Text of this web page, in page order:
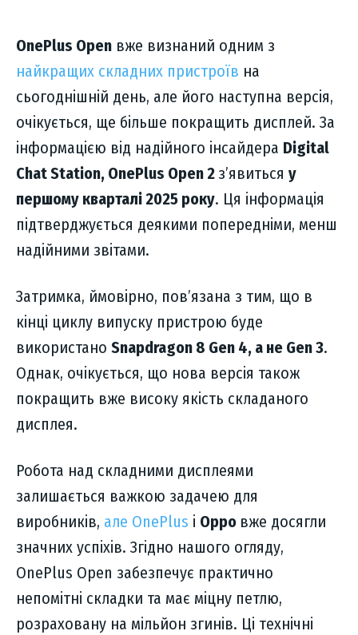
OnePlus Open вже визнаний одним з
найкращих складних пристроїв на
сьогоднішній день, але його наступна версія,
очікується, ще більше покращить дисплей. За
інформацією від надійного інсайдера Digital
Chat Station, OnePlus Open 2 з’явиться у
першому кварталі 2025 року. Ця інформація
підтверджується деякими попередніми, менш
надійними звітами.
Затримка, ймовірно, пов’язана з тим, що в
кінці циклу випуску пристрою буде
використано Snapdragon 8 Gen 4, а не Gen 3.
Однак, очікується, що нова версія також
покращить вже високу якість складаного
дисплея.
Робота над складними дисплеями
залишається важкою задачею для
виробників, але OnePlus і Oppo вже досягли
значних успіхів. Згідно нашого огляду,
OnePlus Open забезпечує практично
непомітні складки та має міцну петлю,
розраховану на мільйон згинів. Ці технічні